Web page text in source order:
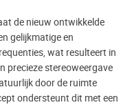
de nieuw ontwikkelde
gelijkmatige en
wat resulteert in
precieze stereoweergave
door de ruimte
ondersteunt dit met een